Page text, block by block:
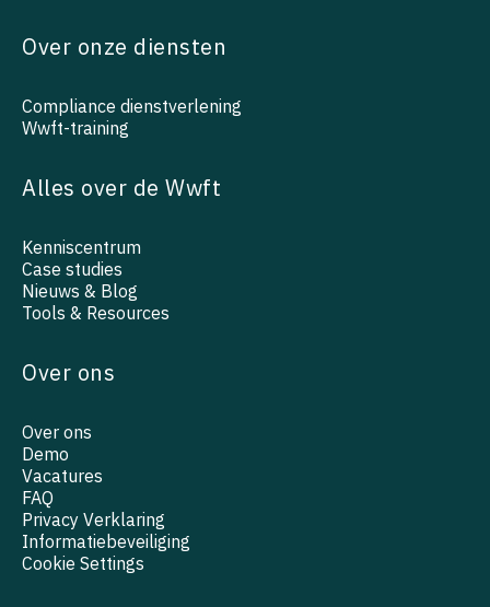
Over onze diensten
Compliance dienstverlening
Wwft-training
Alles over de Wwft
Kenniscentrum
Case studies
Nieuws & Blog
Tools & Resources
Over ons
Over ons
Demo
Vacatures
FAQ
Privacy Verklaring
Informatiebeveiliging
Cookie Settings